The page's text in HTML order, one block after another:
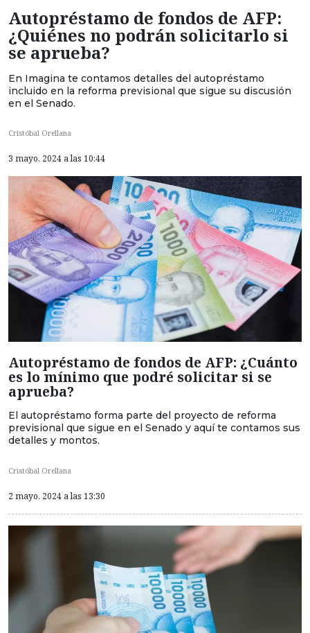
Autopréstamo de fondos de AFP:
¿Quiénes no podrán solicitarlo si
se aprueba?
En Imagina te contamos detalles del autopréstamo
incluido en la reforma previsional que sigue su discusión
en el Senado.
Cristóbal Orellana
3 mayo, 2024 a las 10:44
Autopréstamo de fondos de AFP: ¿Cuánto
es lo mínimo que podré solicitar si se
aprueba?
El autopréstamo forma parte del proyecto de reforma
previsional que sigue en el Senado y aquí te contamos sus
detalles y montos.
Cristóbal Orellana
2 mayo, 2024 a las 13:30